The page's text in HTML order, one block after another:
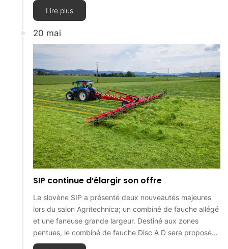
Lire plus
20 mai
SIP continue d’élargir son offre
Le slovène SIP a présenté deux nouveautés majeures
lors du salon Agritechnica; un combiné de fauche allégé
et une faneuse grande largeur. Destiné aux zones
pentues, le combiné de fauche Disc A D sera proposé…